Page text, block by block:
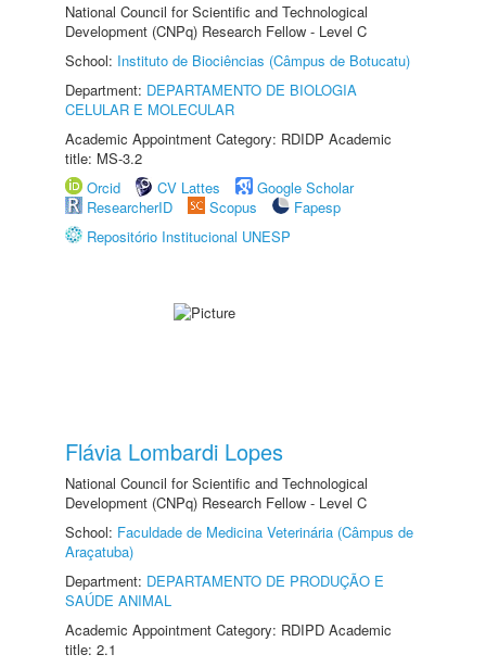
National Council for Scientific and Technological
Development (CNPq) Research Fellow - Level C
School: Instituto de Biociências (Câmpus de Botucatu)
Department: DEPARTAMENTO DE BIOLOGIA
CELULAR E MOLECULAR
Academic Appointment Category: RDIDP Academic
title: MS-3.2
Orcid
CV Lattes
Google Scholar
ResearcherID
Scopus
Fapesp
Repositório Institucional UNESP
Flávia Lombardi Lopes
National Council for Scientific and Technological
Development (CNPq) Research Fellow - Level C
School: Faculdade de Medicina Veterinária (Câmpus de
Araçatuba)
Department: DEPARTAMENTO DE PRODUÇÃO E
SAÚDE ANIMAL
Academic Appointment Category: RDIPD Academic
title: 2.1